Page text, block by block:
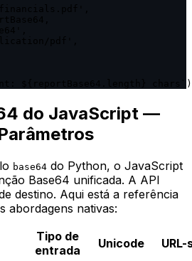
${reportBase64.length} chars`)
do JavaScript —
base64 do Python, o JavaScript
Base64 unificada. A API
destino. Aqui está a referência
abordagens nativas:
Tipo de
entrada
Unicode